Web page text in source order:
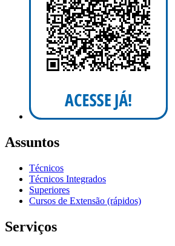
Assuntos
Técnicos
Técnicos Integrados
Superiores
Cursos de Extensão (rápidos)
Serviços